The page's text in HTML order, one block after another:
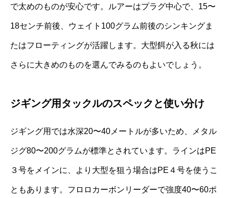
で太めのものが安心です。ルアーはプラグ中心で、15〜
18センチ前後、ウェイト100グラム前後のシンキングま
たはフローティングが活躍します。大型餌が入る秋には
さらに大きめのものを選んでみるのもよいでしょう。
ジギング用タックルのスペックと使い分け
ジギング用では水深20〜40メートルが多いため、メタル
ジグ80〜200グラムが標準とされています。ラインはPE
３号をメインに、より大型を狙う場合はPE４号を使うこ
ともあります。フロロカーボンリーダーで強度40〜60ポ